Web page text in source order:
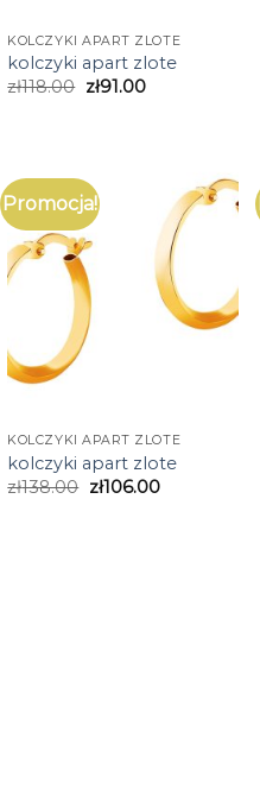
KOLCZYKI APART ZLOTE
kolczyki apart zlote
zł118.00 zł91.00
Promocja!
KOLCZYKI APART ZLOTE
kolczyki apart zlote
zł138.00 zł106.00